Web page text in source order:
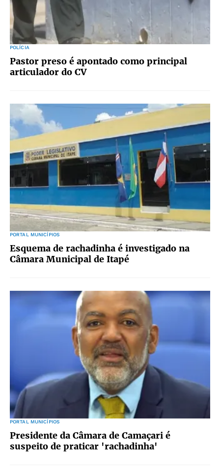
POLÍCIA
Pastor preso é apontado como principal
articulador do CV
PORTAL MUNICÍPIOS
Esquema de rachadinha é investigado na
Câmara Municipal de Itapé
PORTAL MUNICÍPIOS
Presidente da Câmara de Camaçari é
suspeito de praticar 'rachadinha'